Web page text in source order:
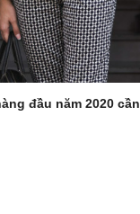
đầu năm 2020